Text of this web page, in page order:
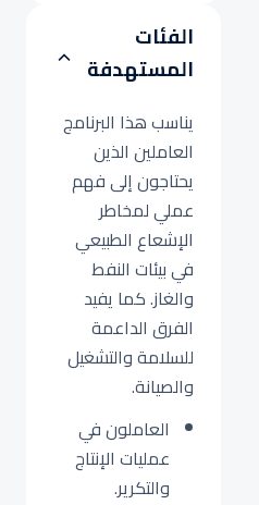
الفئات
المستهدفة
يناسب هذا البرنامج
العاملين الذين
يحتاجون إلى فهم
عملي لمخاطر
الإشعاع الطبيعي
في بيئات النفط
والغاز. كما يفيد
الفرق الداعمة
للسلامة والتشغيل
والصيانة.
العاملون في
عمليات الإنتاج
والتكرير.